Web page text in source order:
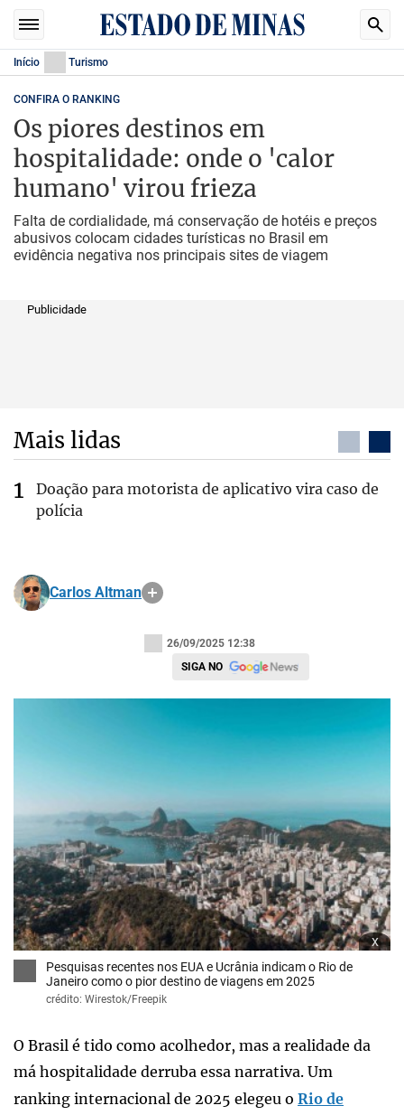
Início Turismo
CONFIRA O RANKING
Os piores destinos em
hospitalidade: onde o 'calor
humano' virou frieza
Falta de cordialidade, má conservação de hotéis e preços
abusivos colocam cidades turísticas no Brasil em
evidência negativa nos principais sites de viagem
Publicidade
Mais lidas
Doação para motorista de aplicativo vira caso de
polícia
Carlos Altman
26/09/2025 12:38
SIGA NO
x
Pesquisas recentes nos EUA e Ucrânia indicam o Rio de
Janeiro como o pior destino de viagens em 2025
crédito: Wirestok/Freepik
O Brasil é tido como acolhedor, mas a realidade da
má hospitalidade derruba essa narrativa. Um
ranking internacional de 2025 elegeu o Rio de